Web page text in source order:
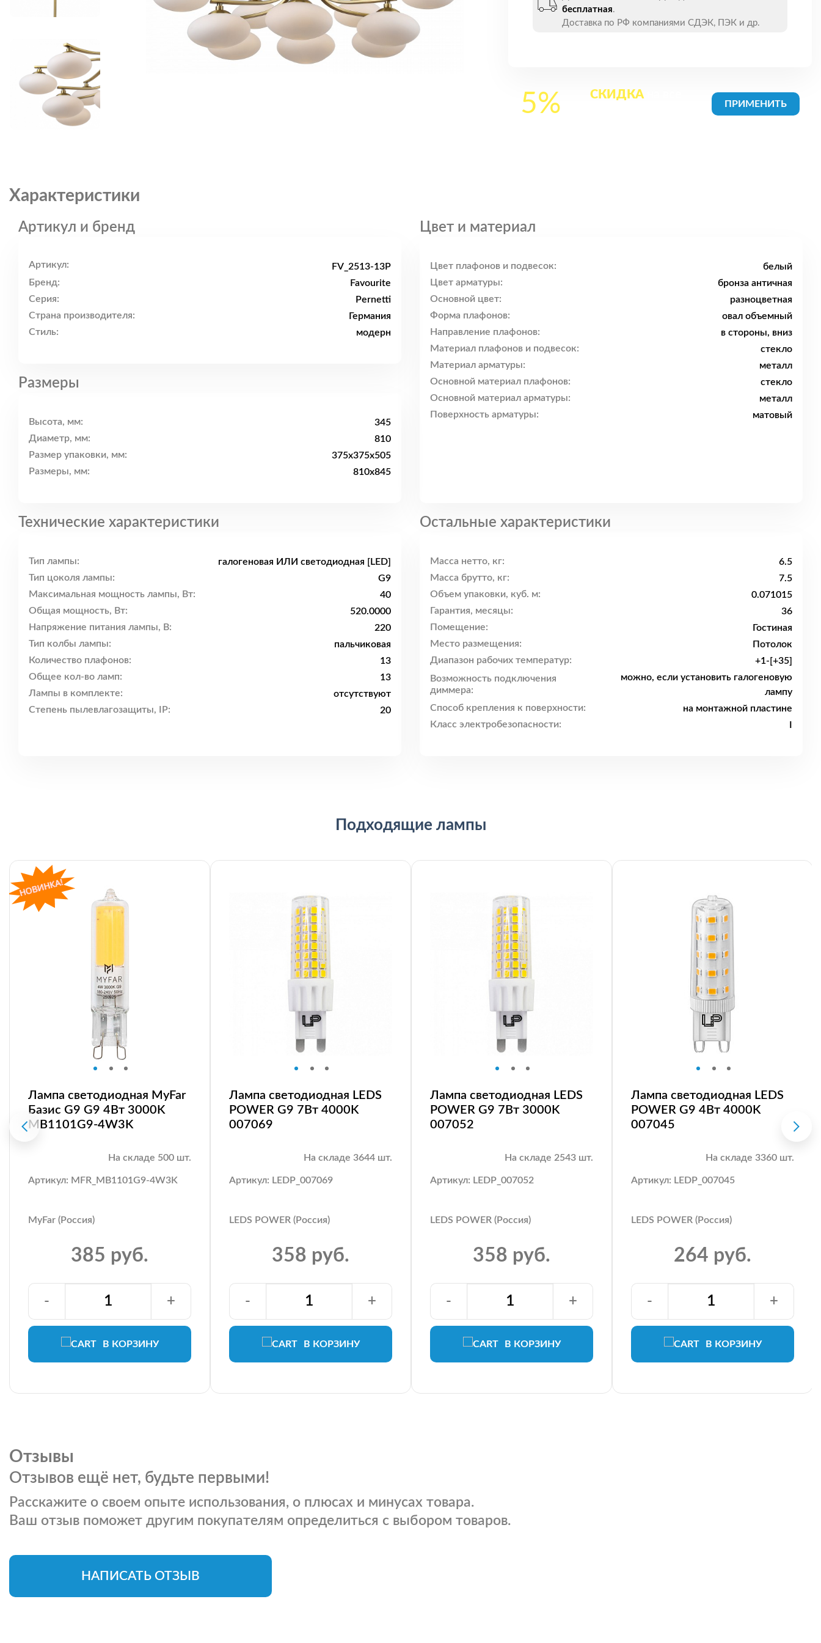
бесплатная.
Доставка по РФ компаниями СДЭК, ПЭК и др.
5% СКИДКА
Характеристики
Артикул и бренд
Артикул:
FV_2513-13P
Бренд:
Favourite
Серия:
Pernetti
Страна производителя:
Германия
Стиль:
модерн
Размеры
Высота, мм:
345
Диаметр, мм:
810
Размер упаковки, мм:
375x375x505
Размеры, мм:
810x845
Цвет и материал
Цвет плафонов и подвесок:
белый
Цвет арматуры:
бронза античная
Основной цвет:
разноцветная
Форма плафонов:
овал объемный
Направление плафонов:
в стороны, вниз
Материал плафонов и подвесок:
стекло
Материал арматуры:
металл
Основной материал плафонов:
стекло
Основной материал арматуры:
металл
Поверхность арматуры:
матовый
Технические характеристики
Тип лампы:
галогеновая ИЛИ светодиодная [LED]
Тип цоколя лампы:
G9
Максимальная мощность лампы, Вт:
40
Общая мощность, Вт:
520.0000
Напряжение питания лампы, В:
220
Тип колбы лампы:
пальчиковая
Количество плафонов:
13
Общее кол-во ламп:
13
Лампы в комплекте:
отсутствуют
Степень пылевлагозащиты, IP:
20
Остальные характеристики
Масса нетто, кг:
6.5
Масса брутто, кг:
7.5
Объем упаковки, куб. м:
0.071015
Гарантия, месяцы:
36
Помещение:
Гостиная
Место размещения:
Потолок
Диапазон рабочих температур:
+1-[+35]
Возможность подключения
диммера:
можно, если установить галогеновую
лампу
Способ крепления к поверхности:
на монтажной пластине
Класс электробезопасности:
I
Подходящие лампы
Лампа светодиодная MyFar
Базис G9 G9 4Вт 3000K
MB1101G9-4W3K
На складе 500 шт.
Артикул: MFR_MB1101G9-4W3K
MyFar (Россия)
385 руб.
В КОРЗИНУ
- +
Лампа светодиодная LEDS
POWER G9 7Вт 4000K
007069
На складе 3644 шт.
Артикул: LEDP_007069
LEDS POWER (Россия)
358 руб.
В КОРЗИНУ
- +
Лампа светодиодная LEDS
POWER G9 7Вт 3000K
007052
На складе 2543 шт.
Артикул: LEDP_007052
LEDS POWER (Россия)
358 руб.
В КОРЗИНУ
- +
Лампа светодиодная LEDS
POWER G9 4Вт 4000K
007045
На складе 3360 шт.
Артикул: LEDP_007045
LEDS POWER (Россия)
264 руб.
В КОРЗИНУ
- +
Отзывы
Отзывов ещё нет, будьте первыми!
Расскажите о своем опыте использования, о плюсах и минусах товара.
Ваш отзыв поможет другим покупателям определиться с выбором товаров.
НАПИСАТЬ ОТЗЫВ